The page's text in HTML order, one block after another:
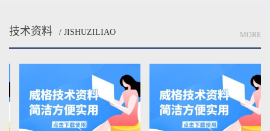
技术资料 / JISHUZILIAO MORE